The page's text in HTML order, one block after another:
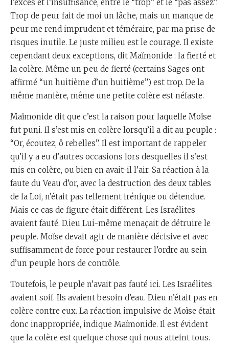
l’excès et l’insuffisance, entre le “trop” et le “pas assez”.
Trop de peur fait de moi un lâche, mais un manque de
peur me rend imprudent et téméraire, par ma prise de
risques inutile. Le juste milieu est le courage. Il existe
cependant deux exceptions, dit Maïmonide : la fierté et
la colère. Même un peu de fierté (certains Sages ont
affirmé “un huitième d’un huitième”) est trop. De la
même manière, même une petite colère est néfaste.
Maïmonide dit que c’est la raison pour laquelle Moïse
fut puni. Il s’est mis en colère lorsqu’il a dit au peuple :
“Or, écoutez, ô rebelles”. Il est important de rappeler
qu’il y a eu d’autres occasions lors desquelles il s’est
mis en colère, ou bien en avait-il l’air. Sa réaction à la
faute du Veau d’or, avec la destruction des deux tables
de la Loi, n’était pas tellement irénique ou détendue.
Mais ce cas de figure était différent. Les Israélites
avaient fauté. D.ieu Lui-même menaçait de détruire le
peuple. Moïse devait agir de manière décisive et avec
suffisamment de force pour restaurer l’ordre au sein
d’un peuple hors de contrôle.
Toutefois, le peuple n’avait pas fauté ici. Les Israélites
avaient soif. Ils avaient besoin d’eau. D.ieu n’était pas en
colère contre eux. La réaction impulsive de Moïse était
donc inappropriée, indique Maïmonide. Il est évident
que la colère est quelque chose qui nous atteint tous.